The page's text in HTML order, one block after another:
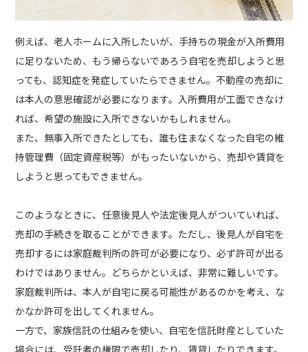
例えば、老人ホームに入所したいが、手持ちの現金が入所費用
に足りないため、もう帰らないであろう自宅を売却しようと思
っても、認知症を発症していたらできません。不動産の売却に
は本人の意思確認が必要になります。入所費用が工面できなけ
れば、希望の施設に入所できないかもしれません。
また、無事入所できたとしても、誰も住まなくなった自宅の維
持管理費（固定資産税等）がもったいないから、売却や賃貸を
しようと思ってもできません。
このようなときに、任意後見人や法定後見人がついていれば、
売却の手続きを取ることができます。ただし、後見人が自宅を
売却するには家庭裁判所の許可が必要になり、必ず許可が出る
わけではありません。どちらかといえば、非常に難しいです。
家庭裁判所は、本人が自宅に戻る可能性があるのかを考え、な
かなか許可を出してくれません。
一方で、家族信託の仕組みを使い、自宅を信託財産としていた